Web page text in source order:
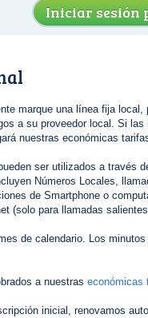
Iniciar sesión
marque una línea fija local,
a su proveedor local. Si
nuestras económicas
ser utilizados a través
Números Locales,
de Smartphone o
(solo para llamadas
de calendario. Los
a nuestras económicas
inicial, renovamos